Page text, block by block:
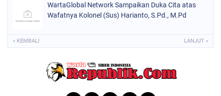
WartaGlobal Network Sampaikan Duka Cita atas
Wafatnya Kolonel (Sus) Harianto, S.Pd., M.Pd
« KEMBALI LANJUT »